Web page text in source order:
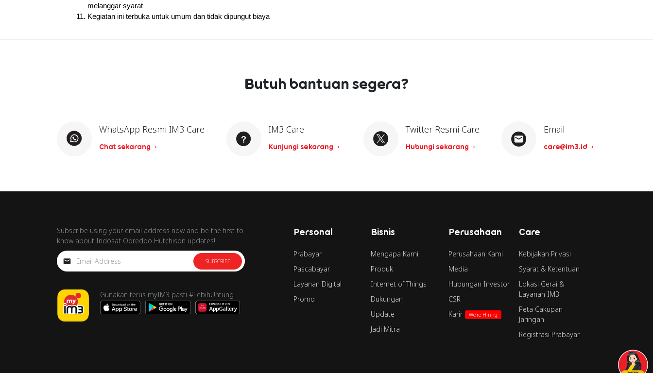
melanggar syarat
Kegiatan ini terbuka untuk umum dan tidak dipungut biaya
Butuh bantuan segera?
WhatsApp Resmi IM3 Care
Chat sekarang
IM3 Care
Kunjungi sekarang
Twitter Resmi Care
Hubungi sekarang
Email
care@im3.id
Subscribe using your email address now and be the first to
know about Indosat Ooredoo Hutchison updates!
SUBSCRIBE
Gunakan terus myIM3 pasti #LebihUntung
Personal
Prabayar
Pascabayar
Layanan Digital
Promo
Bisnis
Mengapa Kami
Produk
Internet of Things
Dukungan
Update
Jadi Mitra
Perusahaan
Perusahaan Kami
Media
Hubungan Investor
CSR
Karir
We're Hiring
Care
Kebijakan Privasi
Syarat & Ketentuan
Lokasi Gerai &
Layanan IM3
Peta Cakupan
Jaringan
Registrasi Prabayar